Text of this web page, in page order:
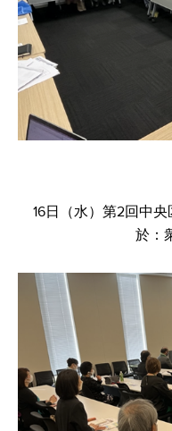
16日（水）第2回中
於：